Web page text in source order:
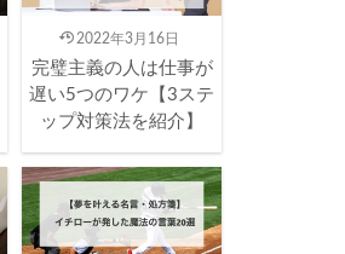
2022年3月16日
完璧主義の人は仕事が
遅い5つのワケ【3ステ
ップ対策法を紹介】